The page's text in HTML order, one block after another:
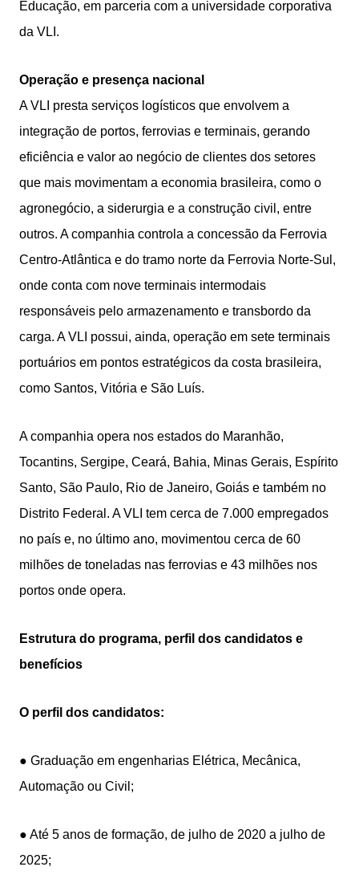
Educação, em parceria com a universidade corporativa
da VLI.
Operação e presença nacional
A VLI presta serviços logísticos que envolvem a
integração de portos, ferrovias e terminais, gerando
eficiência e valor ao negócio de clientes dos setores
que mais movimentam a economia brasileira, como o
agronegócio, a siderurgia e a construção civil, entre
outros. A companhia controla a concessão da Ferrovia
Centro-Atlântica e do tramo norte da Ferrovia Norte-Sul,
onde conta com nove terminais intermodais
responsáveis pelo armazenamento e transbordo da
carga. A VLI possui, ainda, operação em sete terminais
portuários em pontos estratégicos da costa brasileira,
como Santos, Vitória e São Luís.
A companhia opera nos estados do Maranhão,
Tocantins, Sergipe, Ceará, Bahia, Minas Gerais, Espírito
Santo, São Paulo, Rio de Janeiro, Goiás e também no
Distrito Federal. A VLI tem cerca de 7.000 empregados
no país e, no último ano, movimentou cerca de 60
milhões de toneladas nas ferrovias e 43 milhões nos
portos onde opera.
Estrutura do programa, perfil dos candidatos e
benefícios
O perfil dos candidatos:
● Graduação em engenharias Elétrica, Mecânica,
Automação ou Civil;
● Até 5 anos de formação, de julho de 2020 a julho de
2025;